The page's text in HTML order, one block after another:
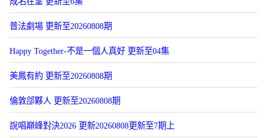
普法劇場 更新至20260808期
Happy Together-不是一個人真好 更新至04集
美鳳有約 更新至20260808期
倫敦郃夥人 更新至20260808期
說唱巔峰對決2026 更新20260808更新至7期上